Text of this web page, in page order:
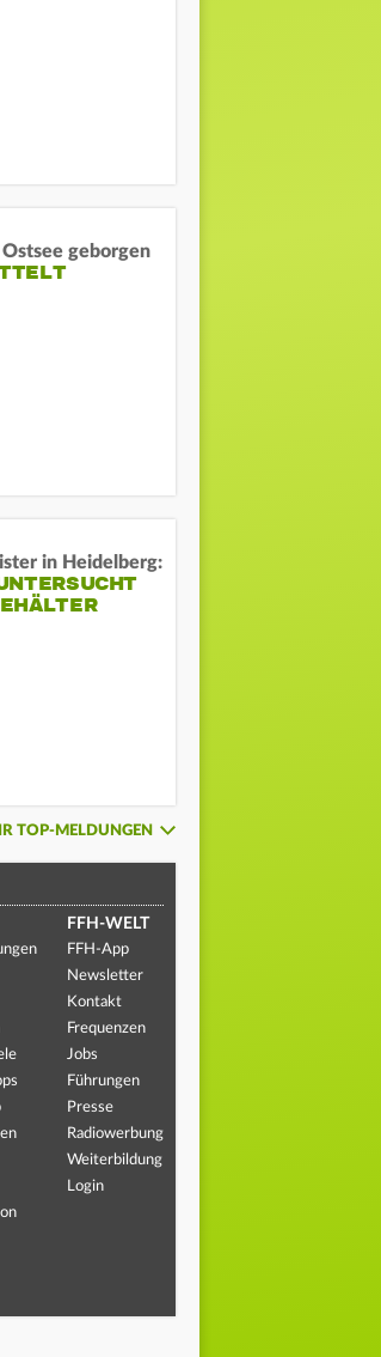
Ostsee geborgen
in Heidelberg:
TOP-MELDUNGEN
FFH-WELT
FFH-App
Newsletter
Kontakt
Frequenzen
Jobs
Führungen
Presse
Radiowerbung
Weiterbildung
Login